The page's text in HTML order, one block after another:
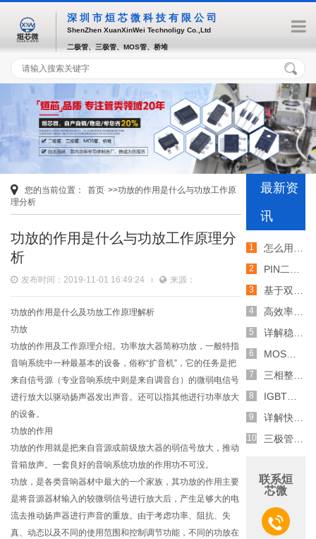
深圳市烜芯微科技有限公司
ShenZhen XuanXinWei Technoligy Co.,Ltd
二极管、三极管、MOS管、桥堆
您的当前位置： 首页 >>功放的作用是什么与功放工作原
理分析
功放的作用是什么与功放工作原理分
析
发布时间：2019-11-01 16:49:24 来源：
功放的作用是什么及功放工作原理解析
功放
功放的作用及工作原理介绍。功率放大器简称功放，一般特指
音响系统中一种最基本的设备，俗称“扩音机”，它的任务是把
来自信号源（专业音响系统中则是来自调音台）的微弱电信号
进行放大以驱动扬声器发出声音。还可以指其他进行功率放大
的设备。
功放的作用
功放的作用就是把来自音源或前级放大器的弱信号放大，推动
音箱放声。一套良好的音响系统功放的作用功不可没。
功放，是各类音响器材中最大的一个家族，其功放的作用主要
是将音源器材输入的较微弱信号进行放大后，产生足够大的电
流去推动扬声器进行声音的重放。由于考虑功率、阻抗、失
真、动态以及不同的使用范围和控制调节功能，不同的功放在
最新资
讯
怎么用TVS二极管提高电路的抗突波能力
PIN二极管的电导调制机制和应用介绍
基于双MOS管的防反灌电路工作原理介绍
高效率整流二极管的特性和应用介绍
详解稳压二极管的关键特性和应用原理
MOS管选型关键因素分析,怎么选择合适的参数
三相整流电路分析,半波整流与全波整流的工作原理
IGBT三相全桥整流电路工作原理介绍
详解快恢复二极管,结构,特性和应用介绍
三极管和MOS管组合式开关电路分析
联系烜
芯微
